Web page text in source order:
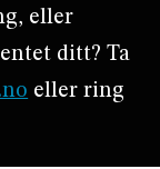
eller
ditt? Ta
eller ring